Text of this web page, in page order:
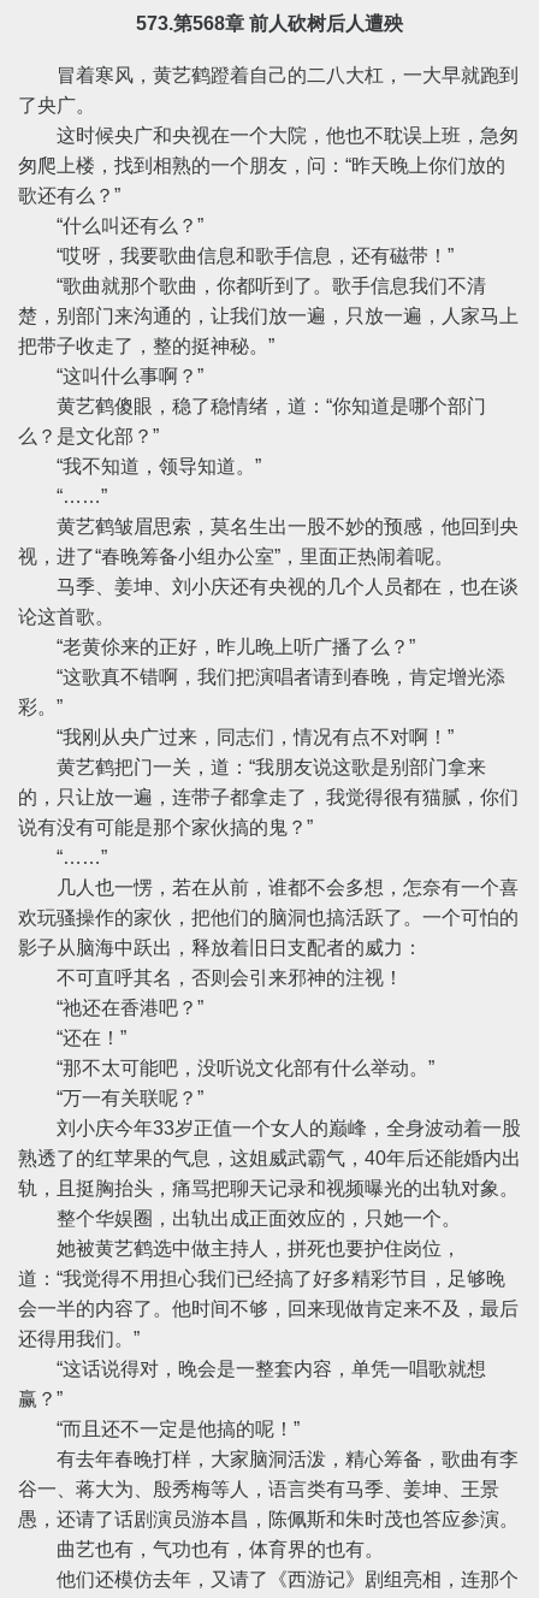
573.第568章 前人砍树后人遭殃
冒着寒风，黄艺鹤蹬着自己的二八大杠，一大早就跑到
了央广。
这时候央广和央视在一个大院，他也不耽误上班，急匆
匆爬上楼，找到相熟的一个朋友，问：“昨天晚上你们放的
歌还有么？”
“什么叫还有么？”
“哎呀，我要歌曲信息和歌手信息，还有磁带！”
“歌曲就那个歌曲，你都听到了。歌手信息我们不清
楚，别部门来沟通的，让我们放一遍，只放一遍，人家马上
把带子收走了，整的挺神秘。”
“这叫什么事啊？”
黄艺鹤傻眼，稳了稳情绪，道：“你知道是哪个部门
么？是文化部？”
“我不知道，领导知道。”
“……”
黄艺鹤皱眉思索，莫名生出一股不妙的预感，他回到央
视，进了“春晚筹备小组办公室”，里面正热闹着呢。
马季、姜坤、刘小庆还有央视的几个人员都在，也在谈
论这首歌。
“老黄伱来的正好，昨儿晚上听广播了么？”
“这歌真不错啊，我们把演唱者请到春晚，肯定增光添
彩。”
“我刚从央广过来，同志们，情况有点不对啊！”
黄艺鹤把门一关，道：“我朋友说这歌是别部门拿来
的，只让放一遍，连带子都拿走了，我觉得很有猫腻，你们
说有没有可能是那个家伙搞的鬼？”
“……”
几人也一愣，若在从前，谁都不会多想，怎奈有一个喜
欢玩骚操作的家伙，把他们的脑洞也搞活跃了。一个可怕的
影子从脑海中跃出，释放着旧日支配者的威力：
不可直呼其名，否则会引来邪神的注视！
“祂还在香港吧？”
“还在！”
“那不太可能吧，没听说文化部有什么举动。”
“万一有关联呢？”
刘小庆今年33岁正值一个女人的巅峰，全身波动着一股
熟透了的红苹果的气息，这姐威武霸气，40年后还能婚内出
轨，且挺胸抬头，痛骂把聊天记录和视频曝光的出轨对象。
整个华娱圈，出轨出成正面效应的，只她一个。
她被黄艺鹤选中做主持人，拼死也要护住岗位，
道：“我觉得不用担心我们已经搞了好多精彩节目，足够晚
会一半的内容了。他时间不够，回来现做肯定来不及，最后
还得用我们。”
“这话说得对，晚会是一整套内容，单凭一唱歌就想
赢？”
“而且还不一定是他搞的呢！”
有去年春晚打样，大家脑洞活泼，精心筹备，歌曲有李
谷一、蒋大为、殷秀梅等人，语言类有马季、姜坤、王景
愚，还请了话剧演员游本昌，陈佩斯和朱时茂也答应参演。
曲艺也有，气功也有，体育界的也有。
他们还模仿去年，又请了《西游记》剧组亮相，连那个